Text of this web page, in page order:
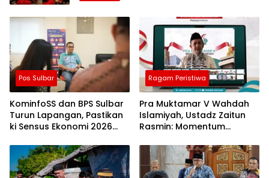
Pos Sulbar
KominfoSS dan BPS Sulbar
Turun Lapangan, Pastikan
ki Sensus Ekonomi 2026
Akurat
Ragam Peristiwa
Pra Muktamar V Wahdah
Islamiyah, Ustadz Zaitun
Rasmin: Momentum
Evaluasi Perjalanan
Dakwah